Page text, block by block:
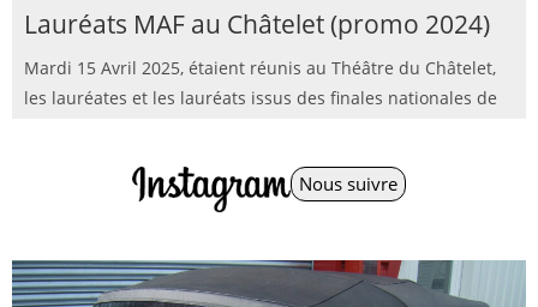
Lauréats MAF au Châtelet (promo 2024)
Mardi 15 Avril 2025, étaient réunis au Théâtre du Châtelet,
les lauréates et les lauréats issus des finales nationales de
Nous suivre